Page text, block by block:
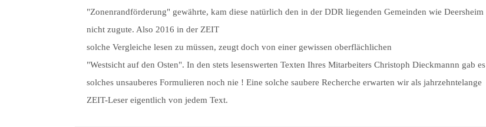
"Zonenrandförderung" gewährte, kam diese natürlich den in der DDR liegenden Gemeinden wie Deersheim
nicht zugute. Also 2016 in der ZEIT
solche Vergleiche lesen zu müssen, zeugt doch von einer gewissen oberflächlichen
"Westsicht auf den Osten". In den stets lesenswerten Texten Ihres Mitarbeiters Christoph Dieckmannn gab es
solches unsauberes Formulieren noch nie ! Eine solche saubere Recherche erwarten wir als jahrzehntelange
ZEIT-Leser eigentlich von jedem Text.